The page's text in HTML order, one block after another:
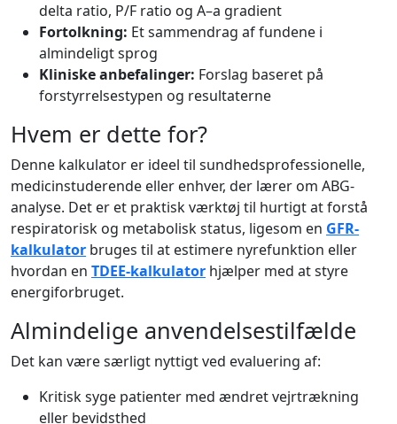
delta ratio, P/F ratio og A–a gradient
Fortolkning: Et sammendrag af fundene i
almindeligt sprog
Kliniske anbefalinger: Forslag baseret på
forstyrrelsestypen og resultaterne
Hvem er dette for?
Denne kalkulator er ideel til sundhedsprofessionelle,
medicinstuderende eller enhver, der lærer om ABG-
analyse. Det er et praktisk værktøj til hurtigt at forstå
respiratorisk og metabolisk status, ligesom en GFR-
kalkulator bruges til at estimere nyrefunktion eller
hvordan en TDEE-kalkulator hjælper med at styre
energiforbruget.
Almindelige anvendelsestilfælde
Det kan være særligt nyttigt ved evaluering af:
Kritisk syge patienter med ændret vejrtrækning
eller bevidsthed